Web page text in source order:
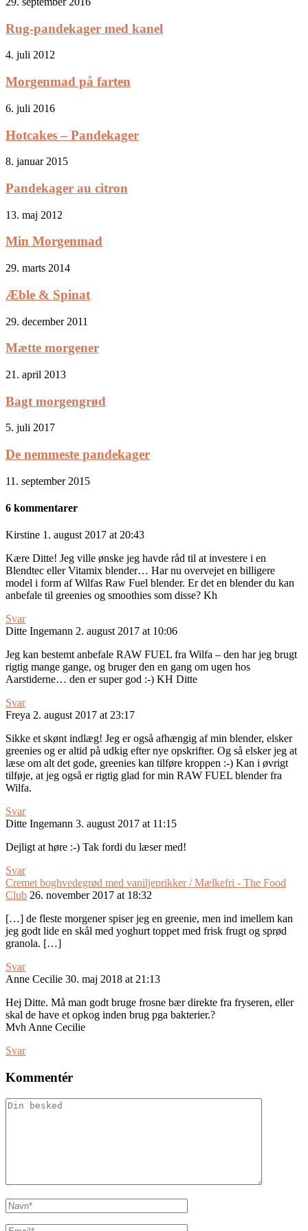
Rug-pandekager med kanel
4. juli 2012
Morgenmad på farten
6. juli 2016
Hotcakes – Pandekager
8. januar 2015
Pandekager au citron
13. maj 2012
Min Morgenmad
29. marts 2014
Æble & Spinat
29. december 2011
Mætte morgener
21. april 2013
Bagt morgengrød
5. juli 2017
De nemmeste pandekager
11. september 2015
6 kommentarer
Kirstine 1. august 2017 at 20:43
Kære Ditte! Jeg ville ønske jeg havde råd til at investere i en
Blendtec eller Vitamix blender… Har nu overvejet en billigere
model i form af Wilfas Raw Fuel blender. Er det en blender du kan
anbefale til greenies og smoothies som disse? Kh
Svar
Ditte Ingemann 2. august 2017 at 10:06
Jeg kan bestemt anbefale RAW FUEL fra Wilfa – den har jeg brugt
rigtig mange gange, og bruger den en gang om ugen hos
Aarstiderne… den er super god :-) KH Ditte
Svar
Freya 2. august 2017 at 23:17
Sikke et skønt indlæg! Jeg er også afhængig af min blender, elsker
greenies og er altid på udkig efter nye opskrifter. Og så elsker jeg at
læse om alt det gode, greenies kan tilføre kroppen :-) Kan i øvrigt
tilføje, at jeg også er rigtig glad for min RAW FUEL blender fra
Wilfa.
Svar
Ditte Ingemann 3. august 2017 at 11:15
Dejligt at høre :-) Tak fordi du læser med!
Svar
Cremet boghvedegrød med vaniljeprikker / Mælkefri - The Food
Club 26. november 2017 at 18:32
[…] de fleste morgener spiser jeg en greenie, men ind imellem kan
jeg godt lide en skål med yoghurt toppet med frisk frugt og sprød
granola. […]
Svar
Anne Cecilie 30. maj 2018 at 21:13
Hej Ditte. Må man godt bruge frosne bær direkte fra fryseren, eller
skal de have et opkog inden brug pga bakterier.?
Mvh Anne Cecilie
Svar
Kommentér